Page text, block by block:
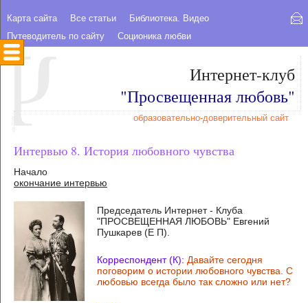
Карта сайта Все статьи
Библиотека. Видео
Путеводитель по сайту
Соционика любви
Интернет-клуб
"Просвещенная любовь"
образовательно-доверительный сайт
Интервью 8. История любовного чувства
Начало
окончание интервью
Председатель Интернет - Клуба
"ПРОСВЕЩЕННАЯ ЛЮБОВЬ" Евгений
Пушкарев (Е П).
Корреспондент (К): Давайте сегодня
поговорим о истории любовного чувства. С
любовью всегда было так сложно или нет?